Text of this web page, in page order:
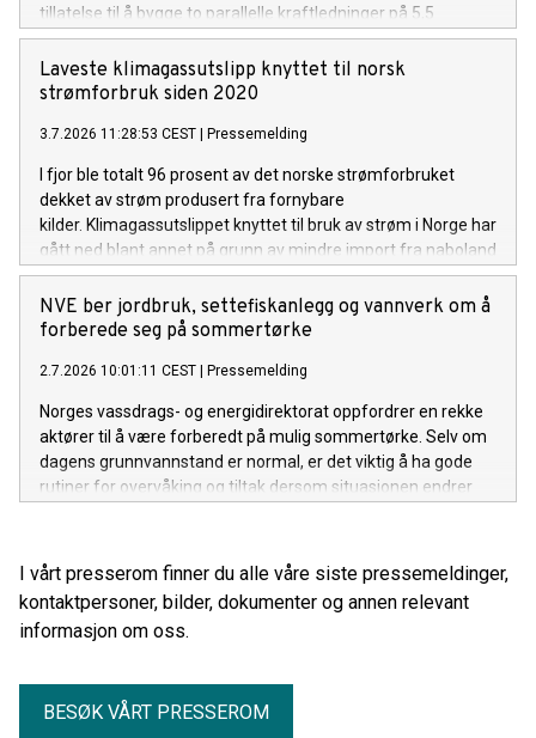
tillatelse til å bygge to parallelle kraftledninger på 5,5
kilometer, for å knytte stasjonen til Herum
transformatorstasjon.
Laveste klimagassutslipp knyttet til norsk
strømforbruk siden 2020
3.7.2026 11:28:53 CEST Pressemelding
I fjor ble totalt 96 prosent av det norske strømforbruket
dekket av strøm produsert fra fornybare
kilder. Klimagassutslippet knyttet til bruk av strøm i Norge har
gått ned blant annet på grunn av mindre import fra naboland
med høyere andel kraftproduksjon med klimautslipp. Det
viser NVEs klimadeklarasjon for fysisk levert strøm i 2025.
NVE ber jordbruk, settefiskanlegg og vannverk om å
forberede seg på sommertørke
2.7.2026 10:01:11 CEST Pressemelding
Norges vassdrags- og energidirektorat oppfordrer en rekke
aktører til å være forberedt på mulig sommertørke. Selv om
dagens grunnvannstand er normal, er det viktig å ha gode
rutiner for overvåking og tiltak dersom situasjonen endrer
I vårt presserom finner du alle våre siste pressemeldinger,
kontaktpersoner, bilder, dokumenter og annen relevant
informasjon om oss.
BESØK VÅRT PRESSEROM